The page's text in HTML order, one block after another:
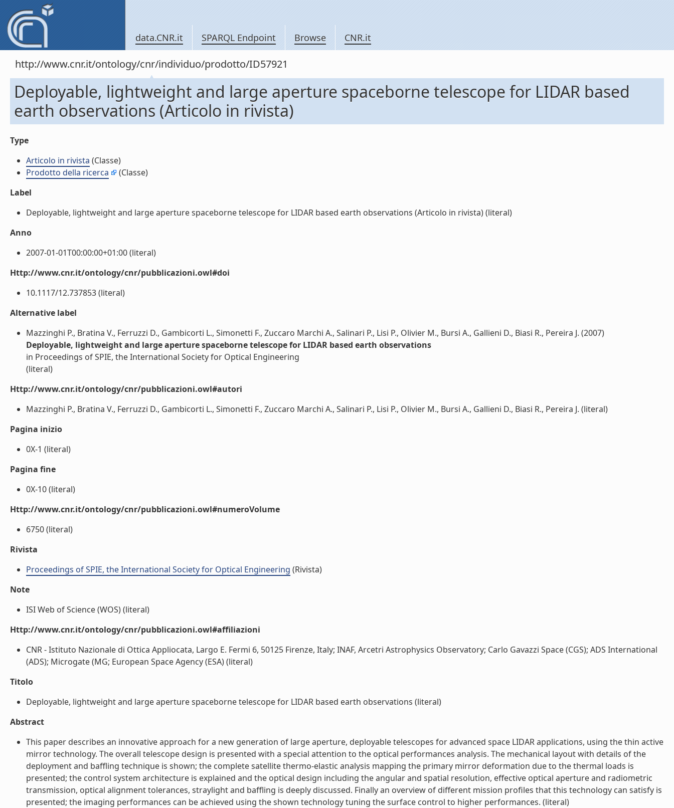
data.CNR.it SPARQL Endpoint Browse CNR.it
http://www.cnr.it/ontology/cnr/individuo/prodotto/ID57921
Deployable, lightweight and large aperture spaceborne telescope for LIDAR based
earth observations (Articolo in rivista)
Type
Articolo in rivista (Classe)
Prodotto della ricerca
(Classe)
Label
Deployable, lightweight and large aperture spaceborne telescope for LIDAR based earth observations (Articolo in rivista) (literal)
Anno
2007-01-01T00:00:00+01:00 (literal)
Http://www.cnr.it/ontology/cnr/pubblicazioni.owl#doi
10.1117/12.737853 (literal)
Alternative label
Mazzinghi P., Bratina V., Ferruzzi D., Gambicorti L., Simonetti F., Zuccaro Marchi A., Salinari P., Lisi P., Olivier M., Bursi A., Gallieni D., Biasi R., Pereira J. (2007)
Deployable, lightweight and large aperture spaceborne telescope for LIDAR based earth observations
in Proceedings of SPIE, the International Society for Optical Engineering
(literal)
Http://www.cnr.it/ontology/cnr/pubblicazioni.owl#autori
Mazzinghi P., Bratina V., Ferruzzi D., Gambicorti L., Simonetti F., Zuccaro Marchi A., Salinari P., Lisi P., Olivier M., Bursi A., Gallieni D., Biasi R., Pereira J. (literal)
Pagina inizio
0X-1 (literal)
Pagina fine
0X-10 (literal)
Http://www.cnr.it/ontology/cnr/pubblicazioni.owl#numeroVolume
6750 (literal)
Rivista
Proceedings of SPIE, the International Society for Optical Engineering (Rivista)
Note
ISI Web of Science (WOS) (literal)
Http://www.cnr.it/ontology/cnr/pubblicazioni.owl#affiliazioni
CNR - Istituto Nazionale di Ottica Appliocata, Largo E. Fermi 6, 50125 Firenze, Italy; INAF, Arcetri Astrophysics Observatory; Carlo Gavazzi Space (CGS); ADS International
(ADS); Microgate (MG; European Space Agency (ESA) (literal)
Titolo
Deployable, lightweight and large aperture spaceborne telescope for LIDAR based earth observations (literal)
Abstract
This paper describes an innovative approach for a new generation of large aperture, deployable telescopes for advanced space LIDAR applications, using the thin active
mirror technology. The overall telescope design is presented with a special attention to the optical performances analysis. The mechanical layout with details of the
deployment and baffling technique is shown; the complete satellite thermo-elastic analysis mapping the primary mirror deformation due to the thermal loads is
presented; the control system architecture is explained and the optical design including the angular and spatial resolution, effective optical aperture and radiometric
transmission, optical alignment tolerances, straylight and baffling is deeply discussed. Finally an overview of different mission profiles that this technology can satisfy is
presented; the imaging performances can be achieved using the shown technology tuning the surface control to higher performances. (literal)